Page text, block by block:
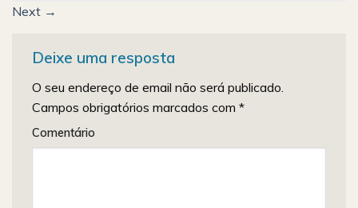
Next →
Deixe uma resposta
O seu endereço de email não será publicado.
Campos obrigatórios marcados com *
Comentário